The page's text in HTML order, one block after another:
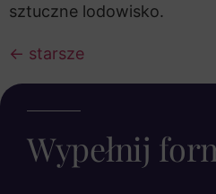
sztuczne lodowisko.
← starsze
Wypełnij